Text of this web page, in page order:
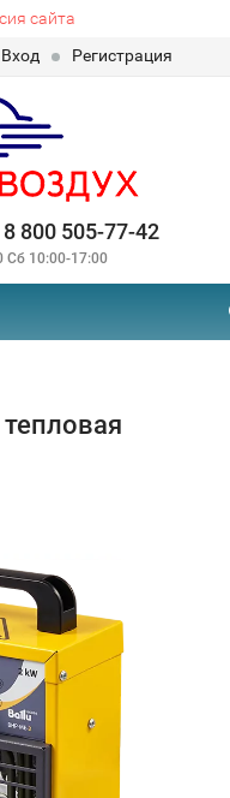
сайта
Вход Регистрация
8 800 505-77-42
Сб 10:00-17:00